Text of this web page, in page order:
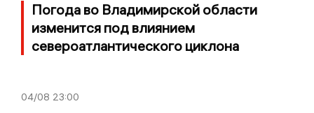
Погода во Владимирской области
изменится под влиянием
североатлантического циклона
04/08 23:00